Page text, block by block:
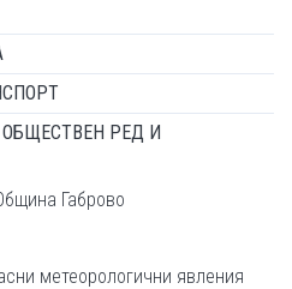
РЕД И
Габрово
метеорологични явления